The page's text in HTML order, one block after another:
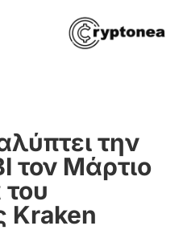
την
τον Μάρτιο
του
Kraken